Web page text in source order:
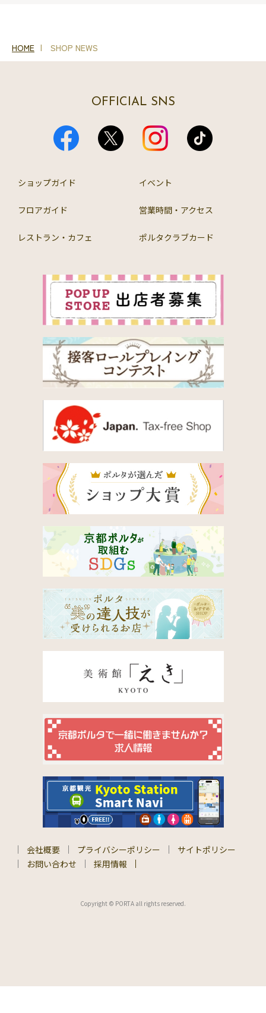
HOME SHOP NEWS
OFFICIAL SNS
ショップガイド イベント
フロアガイド 営業時間・アクセス
レストラン・カフェ ポルタクラブカード
会社概要 プライバシーポリシー
サイトポリシー
お問い合わせ
採用情報
Copyright © PORTA all rights reserved.